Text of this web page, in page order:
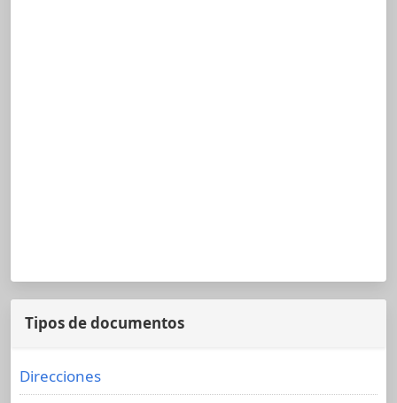
Tipos de documentos
Direcciones